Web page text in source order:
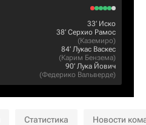
33‎’‎ Иcкo
38‎’‎ Серхио Рамос
(Каземиро)
84‎’‎ Лукас Васкес
(Карим Бензема)
90‎’‎ Лука Йович
(Федерико Вальверде)
Статистика Новости